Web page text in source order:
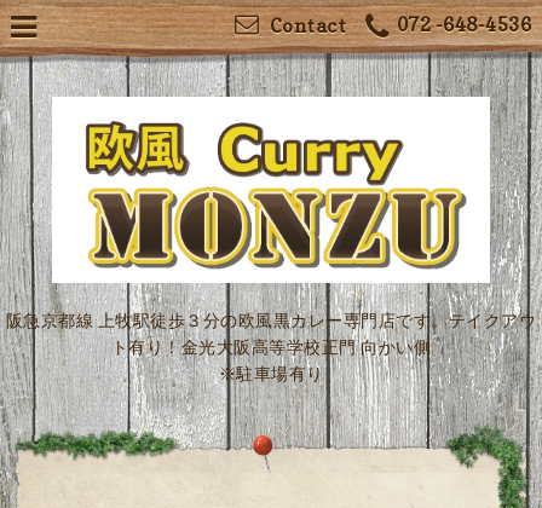
072 -648-4536
Contact
阪急京都線 上牧駅徒歩３分の欧風黒カレー専門店です。テイクアウ
ト有り！金光大阪高等学校正門 向かい側
※駐車場有り